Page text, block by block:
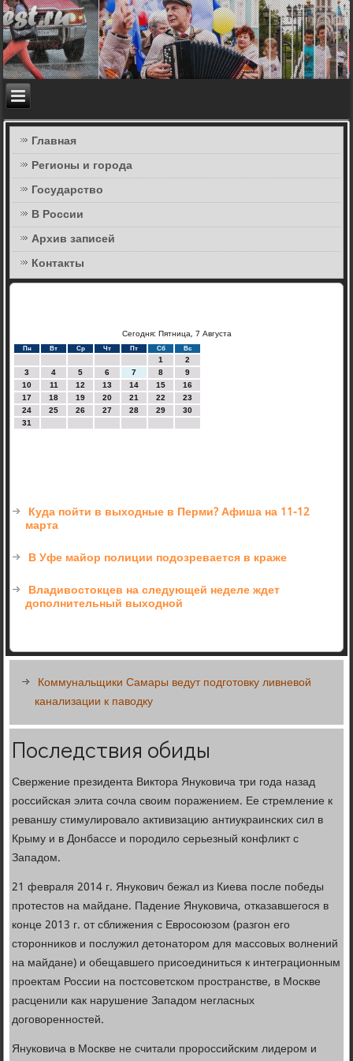
Главная
Регионы и города
Государство
В России
Архив записей
Контакты
Сегодня: Пятница, 7 Августа
Пн Вт Ср Чт Пт Сб Вс
1
2
3
4 5 6 7 8
9
10
11 12 13 14 15
16
17
18 19 20 21 22
23
24
25 26 27 28 29
30
31
Куда пойти в выходные в Перми? Афиша на 11-12
марта
В Уфе майор полиции подозревается в краже
Владивостокцев на следующей неделе ждет
дополнительный выходной
Коммунальщики Самары ведут подготовку ливневой
канализации к паводку
Последствия обиды
Свержение президента Виктора Януковича три года назад
российская элита сочла своим поражением. Ее стремление к
реваншу стимулировало активизацию антиукраинских сил в
Крыму и в Донбассе и породило серьезный конфликт с
Западом.
21 февраля 2014 г. Янукович бежал из Киева после победы
протестов на майдане. Падение Януковича, отказавшегося в
конце 2013 г. от сближения с Евросоюзом (разгон его
сторонников и послужил детонатором для массовых волнений
на майдане) и обещавшего присоединиться к интеграционным
проектам России на постсоветском пространстве, в Москве
расценили как нарушение Западом негласных
договоренностей.
Януковича в Москве не считали пророссийским лидером и